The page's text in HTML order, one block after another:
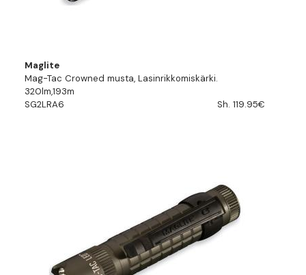
Maglite
Mag-Tac Crowned musta, Lasinrikkomiskärki.
320lm,193m
SG2LRA6
Sh. 119.95€